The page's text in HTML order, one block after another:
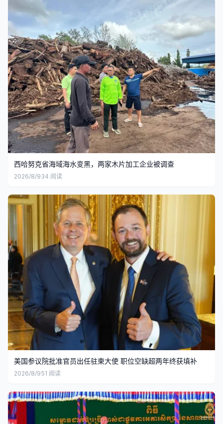
西哈努克省海域海水变黑，两家木片加工企业被调查
2026/8/934 阅读
美国参议院批准官员出任驻柬大使 职位空缺超两年终获填补
2026/8/951 阅读